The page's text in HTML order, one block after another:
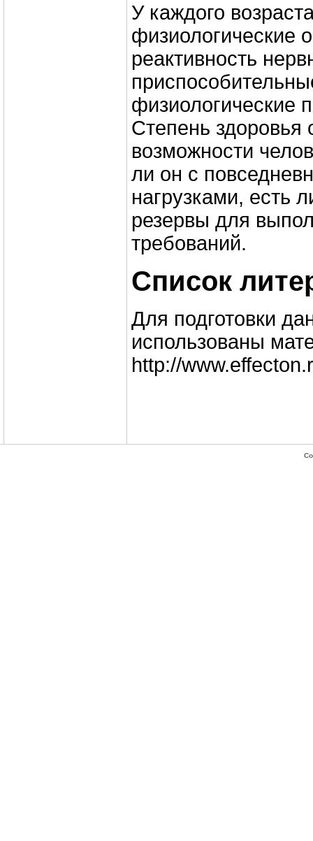
У каждого
физиологические
реактивность
физиологические
Степень здоровья
возможности
ли он с
нагрузками, есть
резервы для
требований.
Список
Для подготовки
использованы
http://